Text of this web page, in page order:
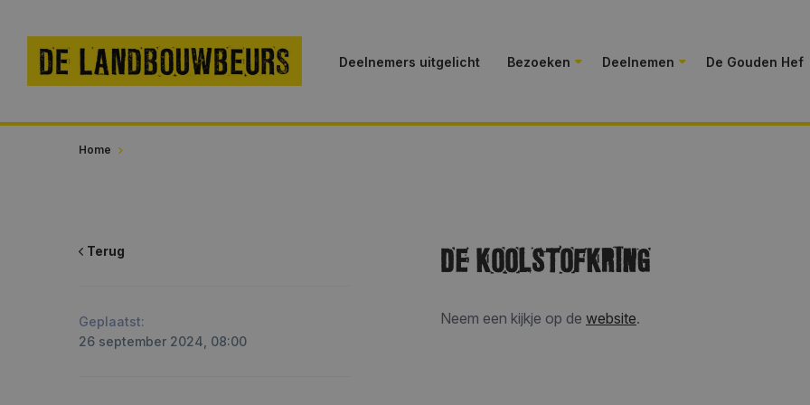
Deelnemers uitgelicht Bezoeken Deelnemen De Gouden Hef
Home
Terug
Geplaatst:
26 september 2024, 08:00
DE KOOLSTOFKRING
Neem een kijkje op de website.